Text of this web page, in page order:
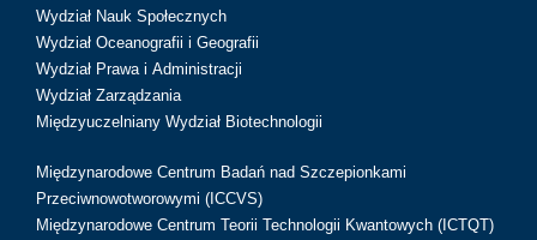
Wydział Nauk Społecznych
Wydział Oceanografii i Geografii
Wydział Prawa i Administracji
Wydział Zarządzania
Międzyuczelniany Wydział Biotechnologii
Międzynarodowe Centrum Badań nad Szczepionkami
Przeciwnowotworowymi (ICCVS)
Międzynarodowe Centrum Teorii Technologii Kwantowych (ICTQT)